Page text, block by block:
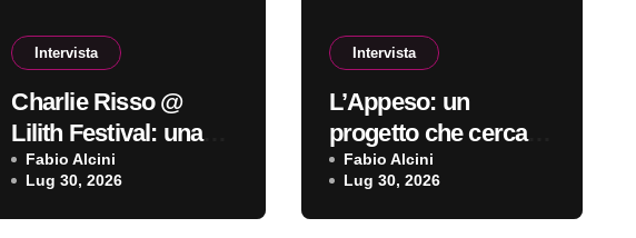
Intervista
Charlie Risso @
Lilith Festival: una
forte identità
espressiva
Fabio Alcini
Lug 30, 2026
Intervista
L’Appeso: un
progetto che cerca di
rimanere coerente
Fabio Alcini
Lug 30, 2026